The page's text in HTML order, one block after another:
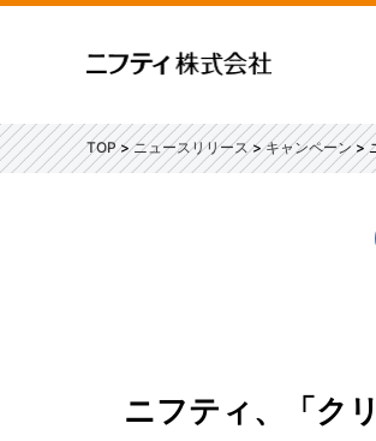
TOP ニュースリリース キャンペーン
ニフティ、「ク